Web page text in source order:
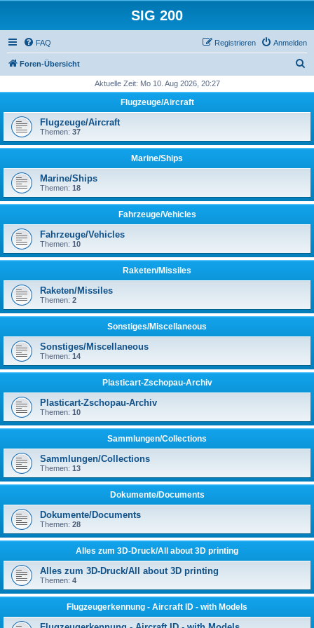
SIG 200
FAQ Anmelden
Registrieren
Foren-Übersicht
h
Aktuelle Zeit: Mo 10. Aug 2026, 20:27
Flugzeuge/Aircraft
Flugzeuge/Aircraft
Themen: 37
Marine/Ships
Marine/Ships
Themen: 18
Fahrzeuge/Vehicles
Fahrzeuge/Vehicles
Themen: 10
Raketen/Missiles
Raketen/Missiles
Themen: 2
Sonstiges/Miscellaneous
Sonstiges/Miscellaneous
Themen: 14
Plasticart-Zschopau-Archiv
Plasticart-Zschopau-Archiv
Themen: 10
Sammlungen/Collections
Sammlungen/Collections
Themen: 13
Dokumente/Documents
Dokumente/Documents
Themen: 28
Alles zum 3D-Druck/All about 3D printing
Alles zum 3D-Druck/All about 3D printing
Themen: 4
Flugzeugerkennung - Aircraft ID - with Models